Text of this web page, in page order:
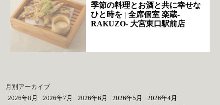
季節の料理とお酒と共に幸せな
ひと時を | 全席個室 楽蔵‐
RAKUZO‐ 大宮東口駅前店
月別アーカイブ
2026年8月
2026年7月 2026年6月 2026年5月
2026年4月